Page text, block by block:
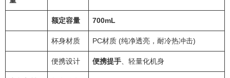
额定容量 700mL
杯身材质 PC材质 (纯净透亮，耐冷热冲击)
便携设计 便携提手 、轻量化机身